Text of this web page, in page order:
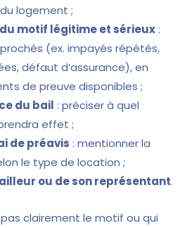
logement ;
motif légitime et sérieux:
(ex. impayés répétés,
défaut d’assurance), en
de preuve disponibles ;
du bail : préciser à quel
effet ;
de préavis : mentionner la
le type de location ;
ou de son représentant.
clairement le motif ou qui